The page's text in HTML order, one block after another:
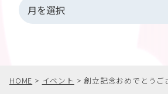
HOME > イベント >創立記念おめでとうご